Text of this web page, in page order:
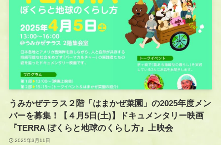
うみかぜテラス２階「はまかぜ菜園」の2025年度メン
バーを募集！【４月5日(土)】ドキュメンタリー映画
『TERRA ぼくらと地球のくらし方』上映会
2025年3月11日